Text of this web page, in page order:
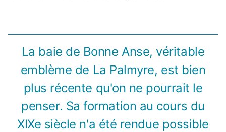
La baie de Bonne Anse, véritable
emblème de La Palmyre, est bien
plus récente qu'on ne pourrait le
penser. Sa formation au cours du
XIXe siècle n'a été rendue possible